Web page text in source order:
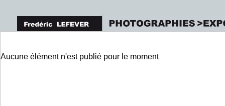
Aucune élément n'est publié pour le moment